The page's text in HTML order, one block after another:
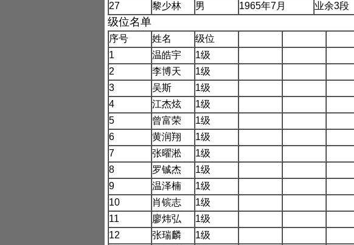
27
黎少林 男 1965年7月 业余3段
级位名单
序号 姓名 级位
1
温皓宇 1级
2
李博天 1级
3
吴斯 1级
4
江杰炫 1级
5
曾富荣 1级
6
黄润翔 1级
7
张曜淞 1级
8
罗铖杰 1级
9
温泽楠 1级
10
肖镔志 1级
11
廖炜弘 1级
12
张瑞麟 1级